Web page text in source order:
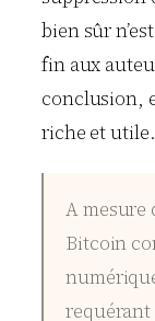
bien sûr
fin aux
conclusion,
riche et utile.
A mesure
Bitcoin
requérant